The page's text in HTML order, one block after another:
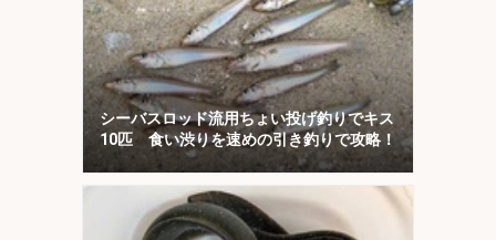
シーバスロッド流用ちょい投げ釣りでキス
10匹 食い渋りを速めの引き釣りで攻略！